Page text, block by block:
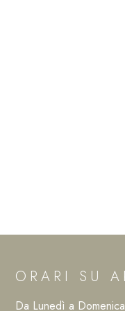
ORARI SU
Da Lunedì a Domenica